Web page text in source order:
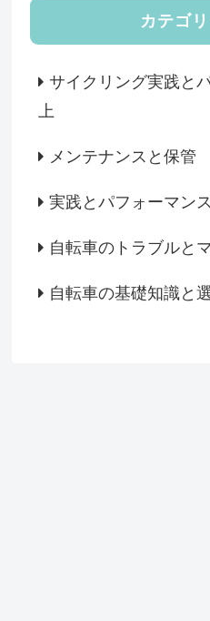
カテゴ
サイクリング実践と
上
メンテナンスと保管
実践とパフォーマン
自転車のトラブルと
自転車の基礎知識と